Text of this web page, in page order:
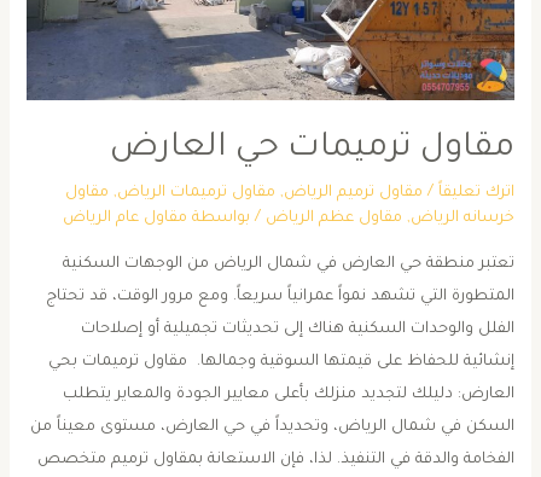
مقاول ترميمات حي العارض
اترك تعليقاً / مقاول ترميم الرياض, مقاول ترميمات الرياض, مقاول
خرسانه الرياض, مقاول عظم الرياض / بواسطة مقاول عام الرياض
تعتبر منطقة حي العارض في شمال الرياض من الوجهات السكنية
المتطورة التي تشهد نمواً عمرانياً سريعاً. ومع مرور الوقت، قد تحتاج
الفلل والوحدات السكنية هناك إلى تحديثات تجميلية أو إصلاحات
إنشائية للحفاظ على قيمتها السوقية وجمالها. ​ ​مقاول ترميمات بحي
العارض: دليلك لتجديد منزلك بأعلى معايير الجودة والمعاير ​يتطلب
السكن في شمال الرياض، وتحديداً في حي العارض، مستوى معيناً من
الفخامة والدقة في التنفيذ. لذا، فإن الاستعانة بمقاول ترميم متخصص